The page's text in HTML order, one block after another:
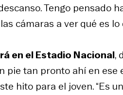
Tengo pensado
cámaras a ver qué es
en el Estadio Nacional,
pie tan pronto ahí en
hito para el joven. “Es